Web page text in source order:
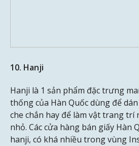
10. Hanji
Hanji là 1 sản phẩm đặc trưng
thống của Hàn Quốc dùng để
che chắn hay để làm vật trang
nhỏ. Các cửa hàng bán giấy Hàn
hanji, có khá nhiều trong vùng